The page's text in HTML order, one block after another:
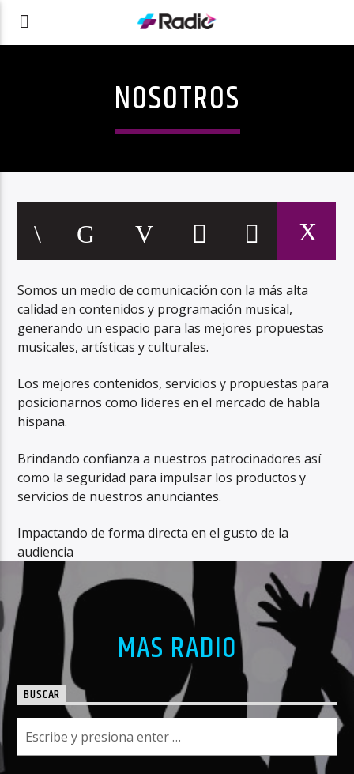
NOSOTROS
Somos un medio de comunicación con la más alta
calidad en contenidos y programación musical,
generando un espacio para las mejores propuestas
musicales, artísticas y culturales.
Los mejores contenidos, servicios y propuestas para
posicionarnos como lideres en el mercado de habla
hispana.
Brindando confianza a nuestros patrocinadores así
como la seguridad para impulsar los productos y
servicios de nuestros anunciantes.
Impactando de forma directa en el gusto de la
audiencia
MAS RADIO
BUSCAR